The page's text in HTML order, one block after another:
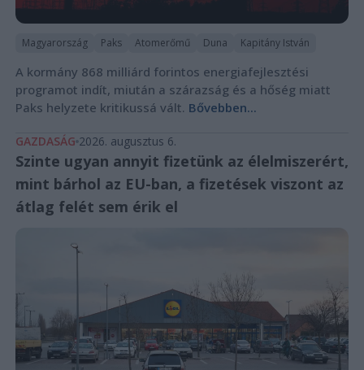
Magyarország Paks Atomerőmű Duna Kapitány István
A kormány 868 milliárd forintos energiafejlesztési
programot indít, miután a szárazság és a hőség miatt
Paks helyzete kritikussá vált. Bővebben...
GAZDASÁG 2026. augusztus 6.
Szinte ugyan annyit fizetünk az élelmiszerért,
mint bárhol az EU-ban, a fizetések viszont az
átlag felét sem érik el